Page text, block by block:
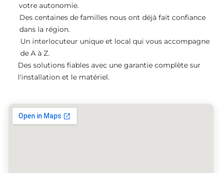
votre autonomie.
Des centaines de familles nous ont déjà fait confiance
dans la région.
Un interlocuteur unique et local qui vous accompagne
de A à Z.
Des solutions fiables avec une garantie complète sur
l'installation et le matériel.